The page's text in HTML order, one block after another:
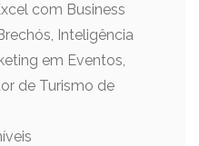
com Business
Inteligência
em Eventos,
de Turismo de